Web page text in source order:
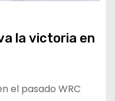
la victoria en
el pasado WRC